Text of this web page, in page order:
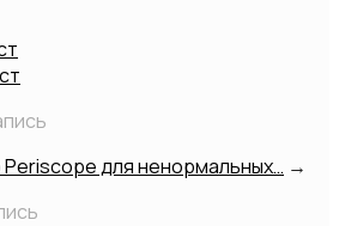
для ненормальных… →